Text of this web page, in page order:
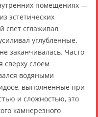
помещениях —
эстетических
свет сглаживал
углубленные.
заканчивалась. Часто
сверху слоем
водяными
выполненные при
и сложностью, это
камнерезного